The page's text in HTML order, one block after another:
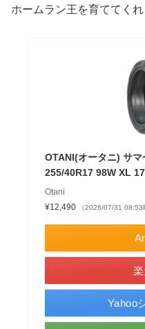
ホームラン王を育ててくれ
OTANI(オータニ) サ
255/40R17 98W XL
Otani
¥12,490
（2026/07/31 08:53
Yahoo